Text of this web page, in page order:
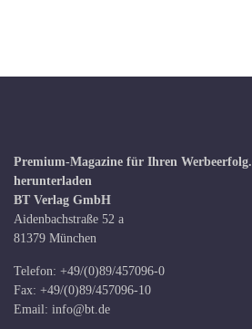
Premium-Magazine für Ihren Werbeerfolg.
herunterladen
BT Verlag GmbH
Aidenbachstraße 52 a
81379 München
Telefon: +49/(0)89/457096-0
Fax: +49/(0)89/457096-10
Email: info@bt.de